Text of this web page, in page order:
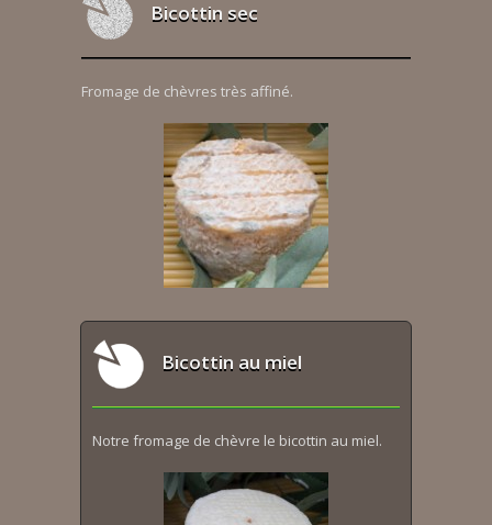
Bicottin sec
Fromage de chèvres très affiné.
Bicottin au miel
Notre fromage de chèvre le bicottin au miel.